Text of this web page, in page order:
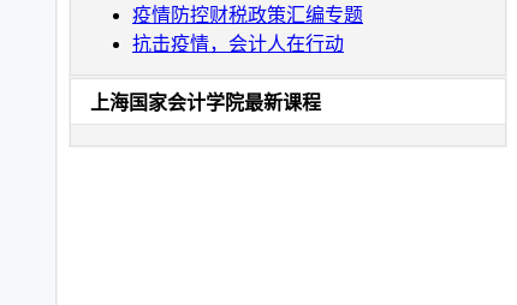
疫情防控财税政策汇编专题
抗击疫情，会计人在行动
上海国家会计学院最新课程